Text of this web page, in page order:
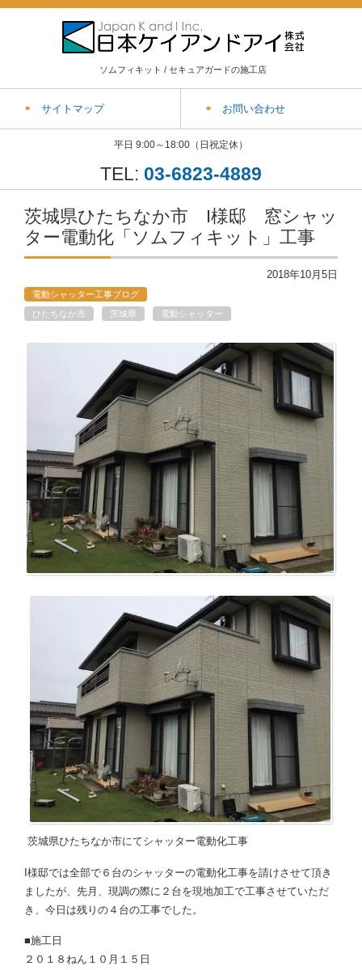
ソムフィキット / セキュアガードの施工店
サイトマップ お問い合わせ
平日 9:00～18:00（日祝定休）
TEL: 03-6823-4889
茨城県ひたちなか市 I様邸 窓シャッ
ター電動化「ソムフィキット」工事
2018年10月5日
電動シャッター工事ブログ
ひたちなか市
茨城県 電動シャッター
茨城県ひたちなか市にてシャッター電動化工事
I様邸では全部で６台のシャッターの電動化工事を請けさせて頂き
ましたが、先月、現調の際に２台を現地加工で工事させていただ
き、今日は残りの４台の工事でした。
■施工日
２０１８ねん１０月１５日